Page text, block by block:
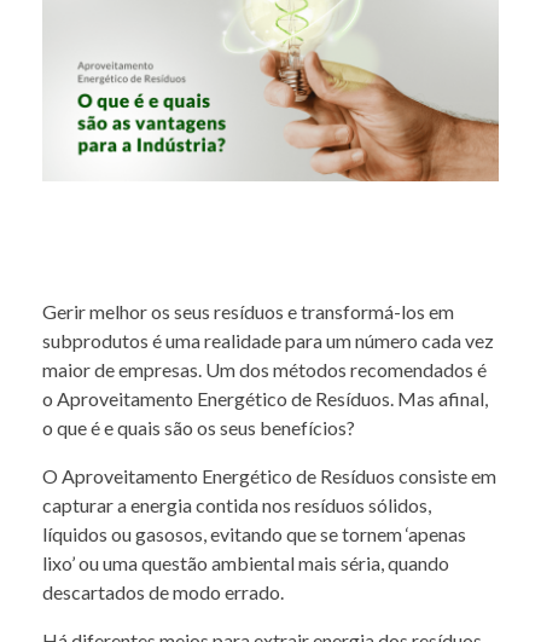
Gerir melhor os seus resíduos e transformá-los em
subprodutos é uma realidade para um número cada vez
maior de empresas. Um dos métodos recomendados é
o Aproveitamento Energético de Resíduos. Mas afinal,
o que é e quais são os seus benefícios?
O Aproveitamento Energético de Resíduos consiste em
capturar a energia contida nos resíduos sólidos,
líquidos ou gasosos, evitando que se tornem ‘apenas
lixo’ ou uma questão ambiental mais séria, quando
descartados de modo errado.